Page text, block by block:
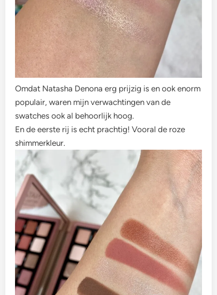
Omdat Natasha Denona erg prijzig is en ook enorm
populair, waren mijn verwachtingen van de
swatches ook al behoorlijk hoog.
En de eerste rij is echt prachtig! Vooral de roze
shimmerkleur.